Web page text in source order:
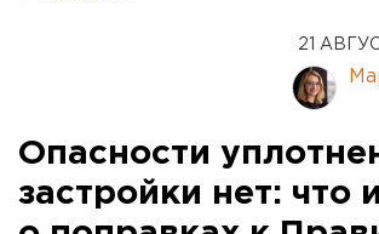
21
Опасности
застройки нет: что